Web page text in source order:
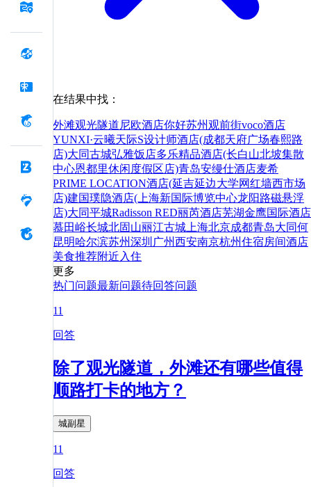
在结果中找：
外滩观光隧道尼欧酒店你好苏州观前街voco酒店
YUNXI·云曦天际S设计师酒店(成都天府广场春熙路
店)大同古城弘雅饭店多乐精品酒店(长白山北坡集散
中心恩都里休闲度假区店)青岛安缦仕酒店麦希
PRIME LOCATION酒店(延吉延边大学网红墙西市场
店)建国璞隐酒店(上海新国际博览中心龙阳路磁悬浮
店)大同平城Radisson RED丽芮酒店芜湖金鹰国际酒店
慕田峪长城北固山丽江古城 上海北京成都青岛大同何
昆明哈尔滨苏州深圳 广州西安南京杭州住宿房间酒店
美食推荐附近 入住
更多
热门问题最新问题待回答问题
11
回答
除了观光隧道，外滩还有哪些值得
顺路打卡的地方？
城副星
11
回答